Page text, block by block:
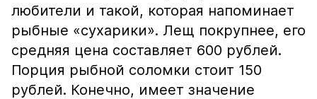
любители и такой, которая напоминает
рыбные «сухарики». Лещ покрупнее, его
средняя цена составляет 600 рублей.
Порция рыбной соломки стоит 150
рублей. Конечно, имеет значение